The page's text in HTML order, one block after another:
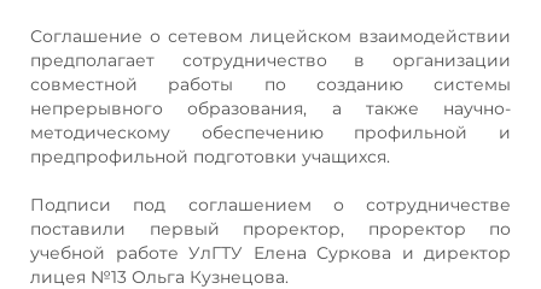
Соглашение о сетевом лицейском взаимодействии
предполагает сотрудничество в организации
совместной работы по созданию системы
непрерывного образования, а также научно-
методическому обеспечению профильной и
предпрофильной подготовки учащихся.
Подписи под соглашением о сотрудничестве
поставили первый проректор, проректор по
учебной работе УлГТУ Елена Суркова и директор
лицея №13 Ольга Кузнецова.